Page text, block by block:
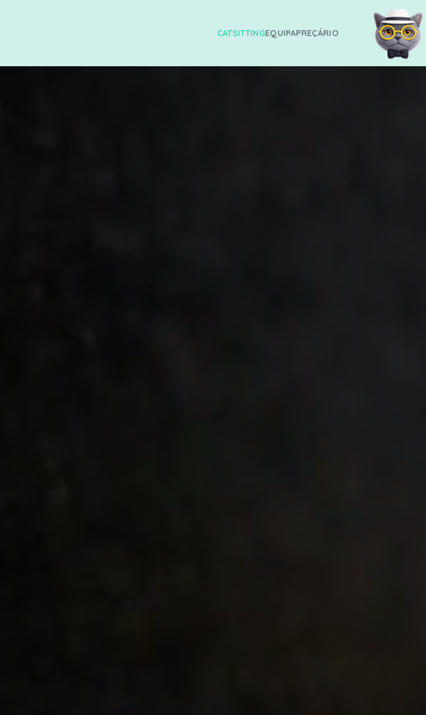
CATSITTINGEQUIPAPREÇÁRIO